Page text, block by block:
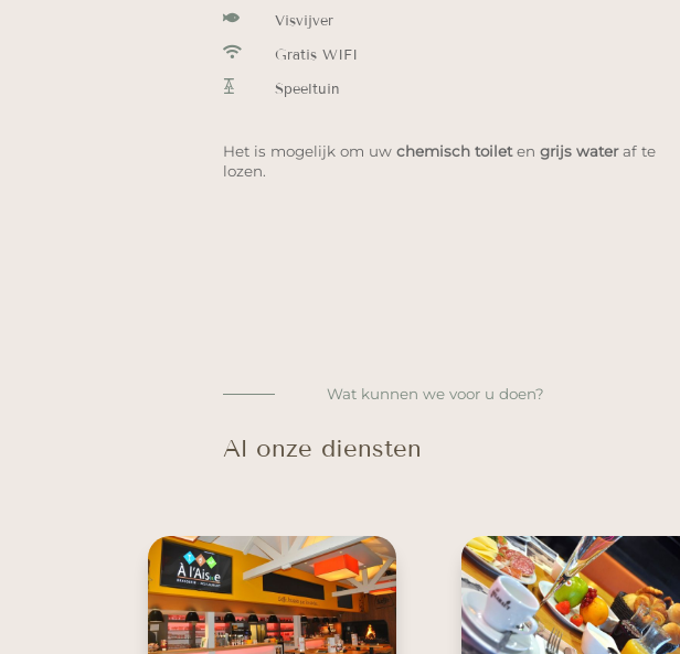
 Visvijver
 Gratis WIFI
 Speeltuin
Het is mogelijk om uw chemisch toileten grijs wateraf te
lozen.
Wat kunnen we voor u doen?
Al onze diensten